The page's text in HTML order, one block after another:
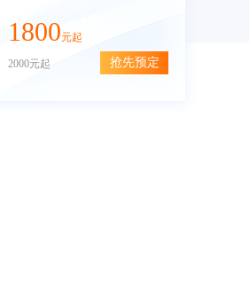
1800元起
2000元起 抢先预定